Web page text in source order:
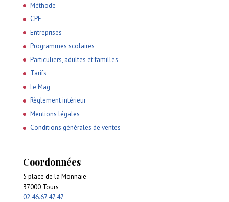
Méthode
CPF
Entreprises
Programmes scolaires
Particuliers, adultes et familles
Tarifs
Le Mag
Règlement intérieur
Mentions légales
Conditions générales de ventes
Coordonnées
5 place de la Monnaie
37000 Tours
02.46.67.47.47